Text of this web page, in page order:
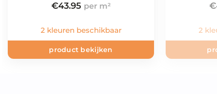
€43.95
2 kleuren beschikbaar
product bekijken
€
2